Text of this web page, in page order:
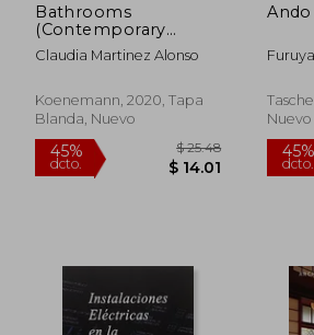
45%
dcto. $ 26.49
Bathrooms
(Contemporary
Architecture &
Interiors) (en Inglés)
Claudia Martinez Alonso
Koenemann, 2020, Tapa
Blanda, Nuevo
Nuevo